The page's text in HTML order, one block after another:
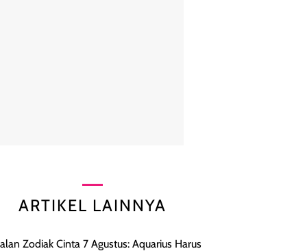
ARTIKEL LAINNYA
Zodiak Cinta 7 Agustus: Aquarius Harus